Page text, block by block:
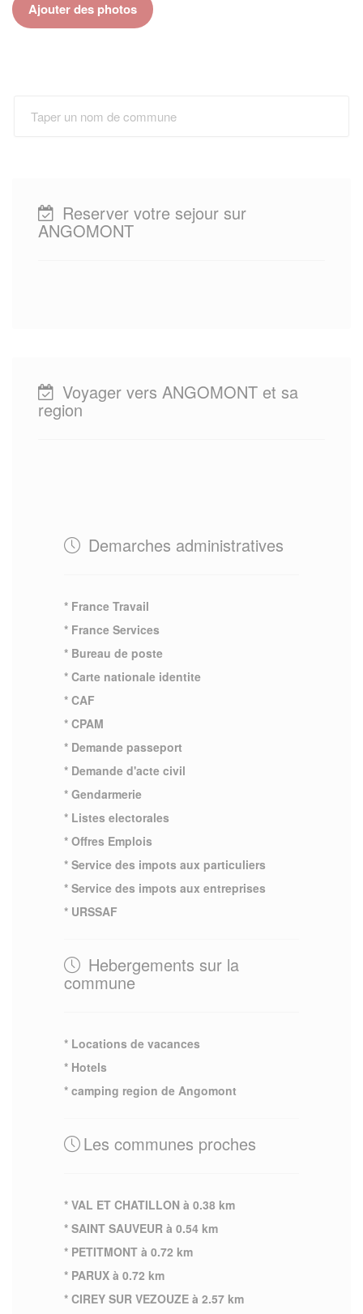
Ajouter des photos
Reserver votre sejour sur
ANGOMONT
Voyager vers ANGOMONT et sa
region
Demarches administratives
* France Travail
* France Services
* Bureau de poste
* Carte nationale identite
* CAF
* CPAM
* Demande passeport
* Demande d'acte civil
* Gendarmerie
* Listes electorales
* Offres Emplois
* Service des impots aux particuliers
* Service des impots aux entreprises
* URSSAF
Hebergements sur la
commune
* Locations de vacances
* Hotels
* camping region de Angomont
Les communes proches
* VAL ET CHATILLON à 0.38 km
* SAINT SAUVEUR à 0.54 km
* PETITMONT à 0.72 km
* PARUX à 0.72 km
* CIREY SUR VEZOUZE à 2.57 km